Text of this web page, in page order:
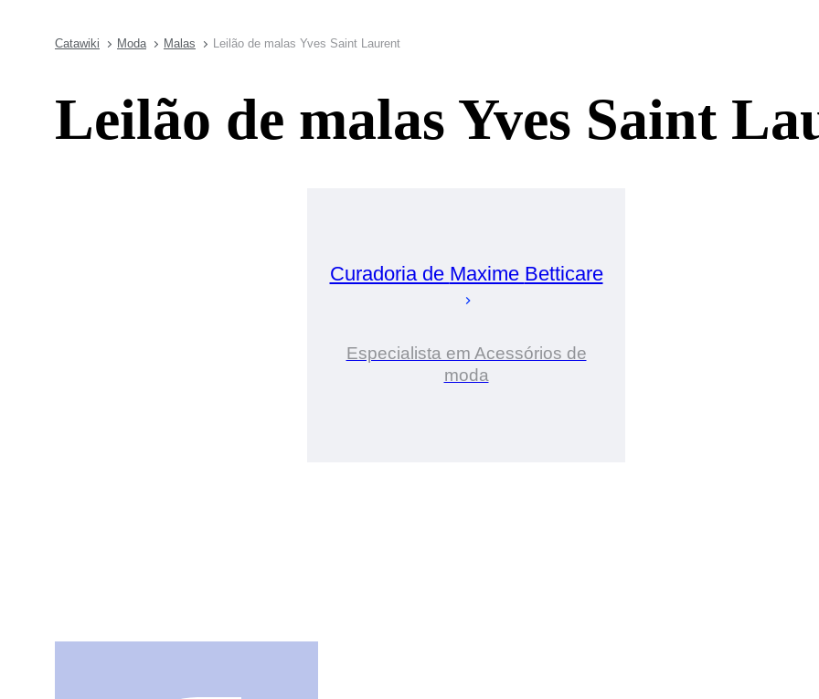
Catawiki Moda Malas Leilão de malas Yves Saint Laurent
Leilão de malas Yves Saint
Curadoria de Maxime Betticare
Especialista em Acessórios de
moda